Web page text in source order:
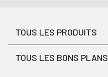
TOUS LES PRODUITS
TOUS LES BONS PLANS